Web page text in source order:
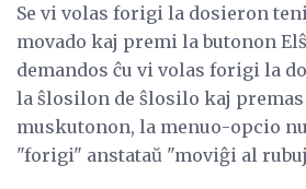
Se vi volas forigi la dosieron
movado kaj premi la butonon
demandos ĉu vi volas forigi la
la ŝlosilon de ŝlosilo kaj
muskutonon, la menuo-opcio
"forigi" anstataŭ "moviĝi al